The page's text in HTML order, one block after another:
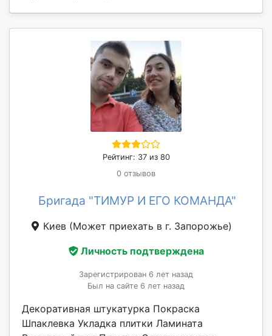
Рейтинг: 37 из 80
0 отзывов
Бригада "ТИМУР И ЕГО КОМАНДА"
Киев (Может приехать в г. Запорожье)
Личность подтверждена
Зарегистрирован 6 лет назад
Был на сайте 6 лет назад
Декоративная штукатурка Покраска
Шпаклевка Укладка плитки Ламината